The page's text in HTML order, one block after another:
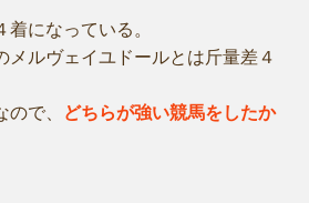
になっている。
メルヴェイユドールとは斤量差４
で、
どちらが強い競馬をしたか